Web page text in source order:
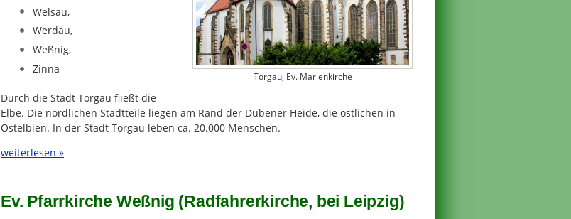
Torgau, Ev. Marienkirche
Welsau,
Werdau,
Weßnig,
Zinna
Durch die Stadt Torgau fließt die
Elbe. Die nördlichen Stadtteile liegen am Rand der Dübener Heide, die östlichen in
Ostelbien. In der Stadt Torgau leben ca. 20.000 Menschen.
weiterlesen »
Ev. Pfarrkirche Weßnig (Radfahrerkirche, bei Leipzig)